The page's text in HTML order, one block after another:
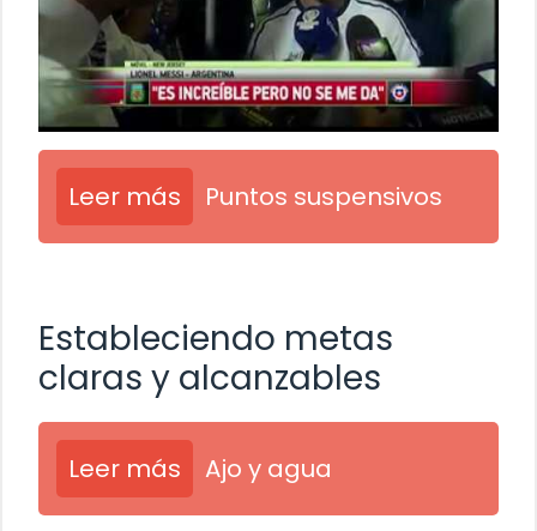
Leer más Puntos suspensivos
Estableciendo metas
claras y alcanzables
Leer más Ajo y agua